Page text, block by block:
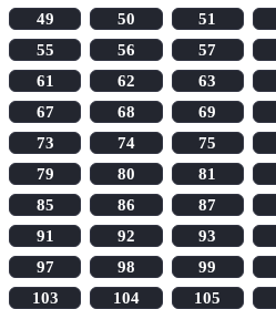
49
50 51
55
56 57
61
62 63
67
68 69
73
74 75
79
80 81
85
86 87
91
92 93
97
98 99
103
104 105